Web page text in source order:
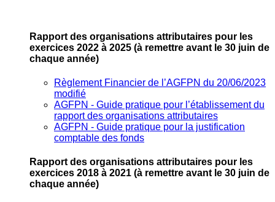
Rapport des organisations attributaires pour les
exercices 2022 à 2025 (à remettre avant le 30 juin de
chaque année)
Règlement Financier de l’AGFPN du 20/06/2023
modifié
AGFPN ‐ Guide pratique pour l’établissement du
rapport des organisations attributaires
AGFPN ‐ Guide pratique pour la justification
comptable des fonds
Rapport des organisations attributaires pour les
exercices 2018 à 2021 (à remettre avant le 30 juin de
chaque année)